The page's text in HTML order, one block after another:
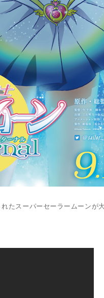
たスーパーセーラームーンが